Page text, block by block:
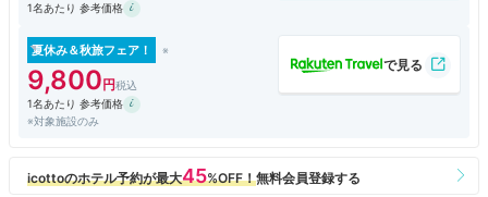
た。ランチ後14時になったので、チェックインした。部屋はアネックス
がってから、移動するのだという。妻の膝が悪いので階段が心配だった
が、アネックスの三階は本館の二階より数十センチ高いだけで、階段は
4-5段しかなく、スロープも設けてあった。部屋の窓から外を見て気づい
たのだが、アネックス館は本館から離れたところにある駐車場の上だっ
た。ロビーには棟方志功の巨大な版画が掲げられており、これだけでもこ
区の観光に出かけた。至近距離でとても便利だ。ディナーは料理長自慢の
ステーキコースだったが、美味しいフィレステーキだった。パンもコーヒ
1名あたり 参考価格
夏休み＆秋旅フェア！
9,800
1名あたり 参考価格
※対象施設のみ